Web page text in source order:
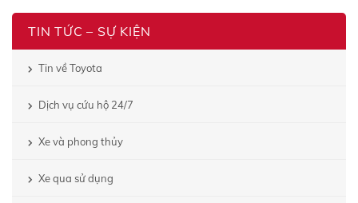
TIN TỨC – SỰ KIỆN
Tin về Toyota
Dịch vụ cứu hộ 24/7
Xe và phong thủy
Xe qua sử dụng